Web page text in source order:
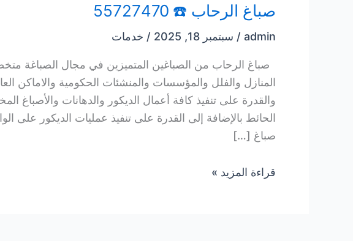
صباغ الرحاب ☎️ 55727470
admin
/ سبتمبر 18, 2025 / خدمات
صباغ الرحاب من الصباغين المتميزين في مجال
المنازل والفلل والمؤسسات والمنشئات الحكومية والاماكن
والقدرة على تنفيذ كافة أعمال الديكور والدهانات والأصباغ
الحائط بالإضافة إلى القدرة على تنفيذ عمليات الديكور على
صباغ […]
صباغ
قراءة المزيد »